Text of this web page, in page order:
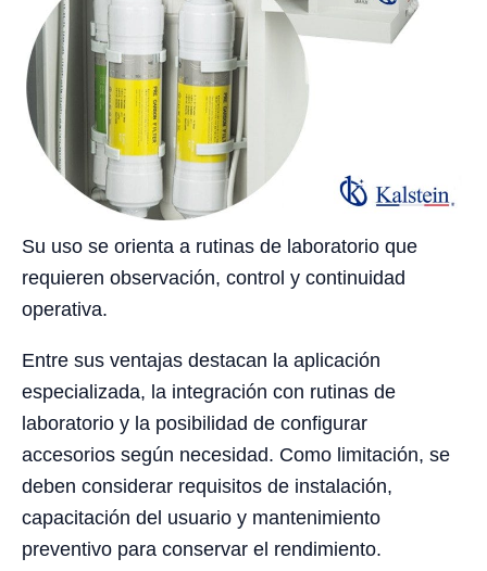
Su uso se orienta a rutinas de laboratorio que
requieren observación, control y continuidad
operativa.
Entre sus ventajas destacan la aplicación
especializada, la integración con rutinas de
laboratorio y la posibilidad de configurar
accesorios según necesidad. Como limitación, se
deben considerar requisitos de instalación,
capacitación del usuario y mantenimiento
preventivo para conservar el rendimiento.